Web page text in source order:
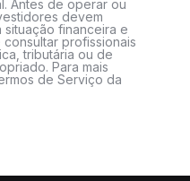
Antes de operar ou
devem
situação financeira e
profissionais
tributária ou de
Para mais
de Serviço da